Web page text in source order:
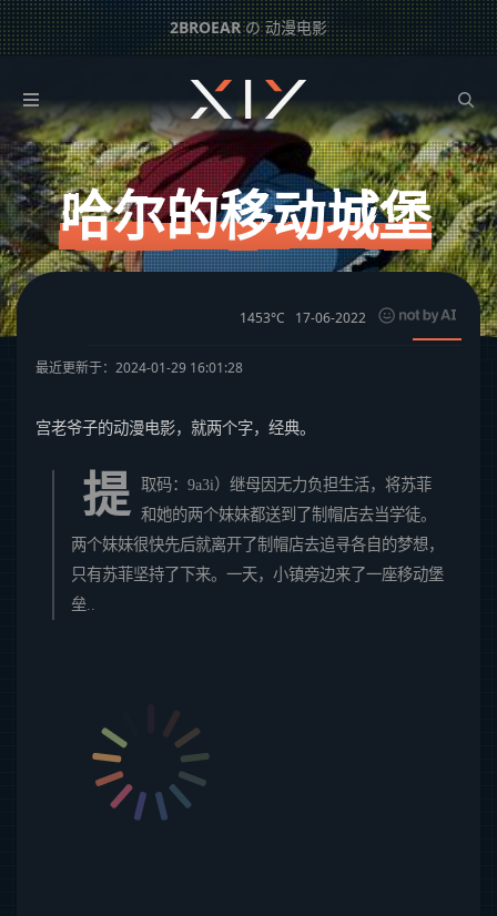
2BROEARの 动漫电影
哈尔的移动城堡
下一篇：红猪
哈尔的移动城堡
1453°C 17-06-2022
最近更新于：2024-01-29 16:01:28
宫老爷子的动漫电影，就两个字，经典。
提
取码：9a3i）继母因无力负担生活，将苏菲
和她的两个妹妹都送到了制帽店去当学徒。
两个妹妹很快先后就离开了制帽店去追寻各自的梦想，
只有苏菲坚持了下来。一天，小镇旁边来了一座移动堡
垒..